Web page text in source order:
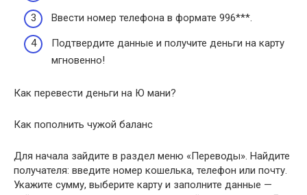
Ввести номер телефона в формате 996***.
Подтвердите данные и получите деньги на карту
мгновенно!
Как перевести деньги на Ю мани?
Как пополнить чужой баланс
Для начала зайдите в раздел меню «Переводы». Найдите
получателя: введите номер кошелька, телефон или почту.
Укажите сумму, выберите карту и заполните данные —